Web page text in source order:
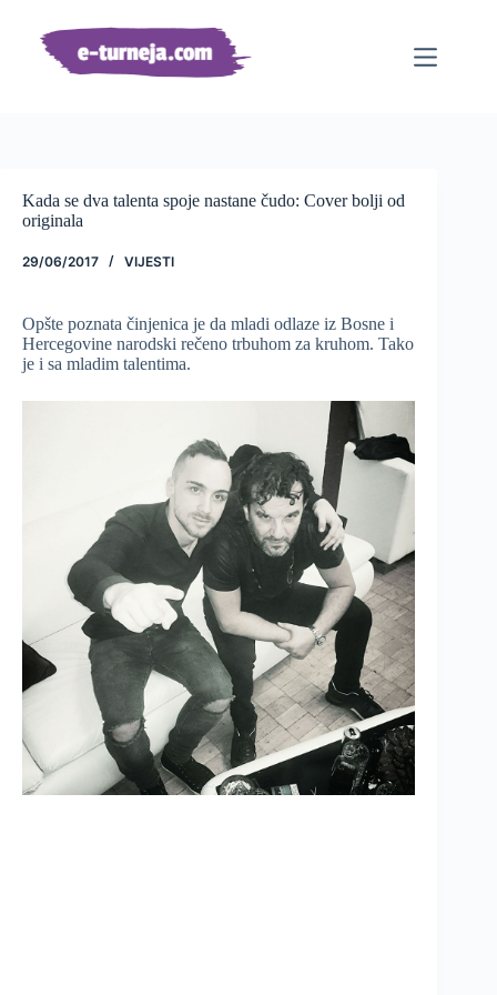
sadržaj
Kada se dva talenta spoje nastane čudo: Cover bolji od
originala
29/06/2017 VIJESTI
Opšte poznata činjenica je da mladi odlaze iz Bosne i
Hercegovine narodski rečeno trbuhom za kruhom. Tako
je i sa mladim talentima.